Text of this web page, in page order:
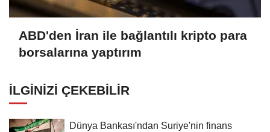
ABD'den İran ile bağlantılı kripto para
borsalarına yaptırım
İLGINIZI ÇEKEBILIR
Dünya Bankası'ndan Suriye'nin finans